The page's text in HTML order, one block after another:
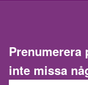
Prenumerera
inte missa